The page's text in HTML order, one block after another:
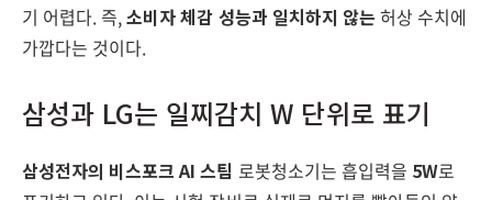
기 어렵다. 즉,소비자 체감 성능과 일치하지 않는 허상 수치에
가깝다는 것이다.
삼성과 LG는 일찌감치 W 단위로 표기
삼성전자의 비스포크 AI 스팀 로봇청소기는 흡입력을 5W로